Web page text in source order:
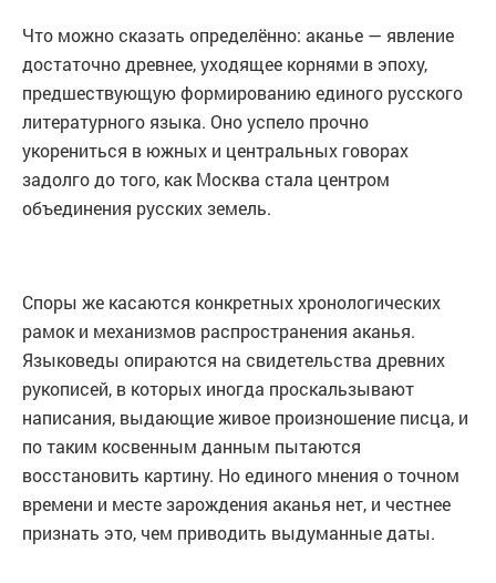
Что можно сказать определённо: аканье — явление
достаточно древнее, уходящее корнями в эпоху,
предшествующую формированию единого русского
литературного языка. Оно успело прочно
укорениться в южных и центральных говорах
задолго до того, как Москва стала центром
объединения русских земель.
Споры же касаются конкретных хронологических
рамок и механизмов распространения аканья.
Языковеды опираются на свидетельства древних
рукописей, в которых иногда проскальзывают
написания, выдающие живое произношение писца, и
по таким косвенным данным пытаются
восстановить картину. Но единого мнения о точном
времени и месте зарождения аканья нет, и честнее
признать это, чем приводить выдуманные даты.